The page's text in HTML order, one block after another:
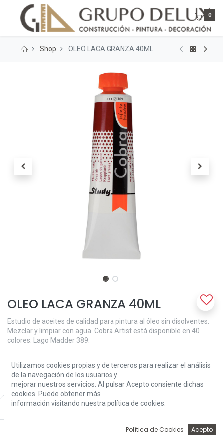
Price:
Add to Cart
0
Shop OLEO LACA GRANZA 40ML
OLEO LACA GRANZA 40ML
Estudio de aceites de calidad para pintura al óleo sin disolventes.
Mezclar y limpiar con agua. Cobra Artist está disponible en 40
colores. Lago Madder 389.
6,70€
Add to Cart
Utilizamos cookies propias y de terceros para realizar el análisis
de la navegación de los usuarios y
mejorar nuestros servicios. Al pulsar Acepto consiente dichas
cookies. Puede obtener más
información visitando nuestra política de cookies.
Política de Cookies Acepto